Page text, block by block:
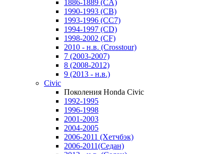
1886-1889 (CA)
1990-1993 (CB)
1993-1996 (CC7)
1994-1997 (CD)
1998-2002 (CF)
2010 - н.в. (Crosstour)
7 (2003-2007)
8 (2008-2012)
9 (2013 - н.в.)
Civic
Поколения Honda Civic
1992-1995
1996-1998
2001-2003
2004-2005
2006-2011 (Хетчбэк)
2006-2011(Седан)